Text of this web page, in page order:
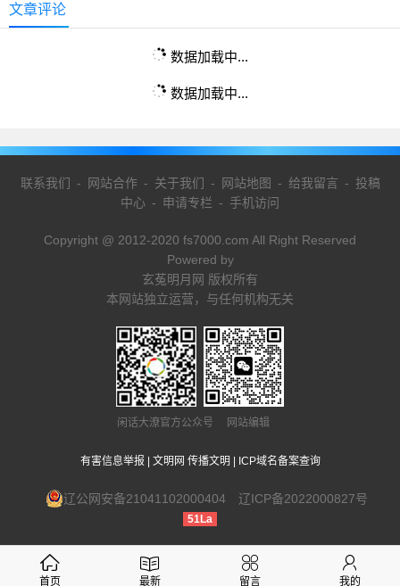
文章评论
数据加载中...
数据加载中...
联系我们 - 网站合作- 关于我们 - 网站地图 - 给我留言 - 投稿
中心 - 申请专栏 - 手机访问
Copyright @ 2012-2020 fs7000.com All Right Reserved
Powered by
玄菟明月网 版权所有
本网站独立运营，与任何机构无关
闲话大潦官方公众号 网站编辑
有害信息举报 文明网 传播文明 ICP域名备案查询
辽公网安备21041102000404 辽ICP备2022000827号
51La
首页 最新 留言 我的